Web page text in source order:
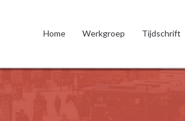
Home Werkgroep Tijdschrift